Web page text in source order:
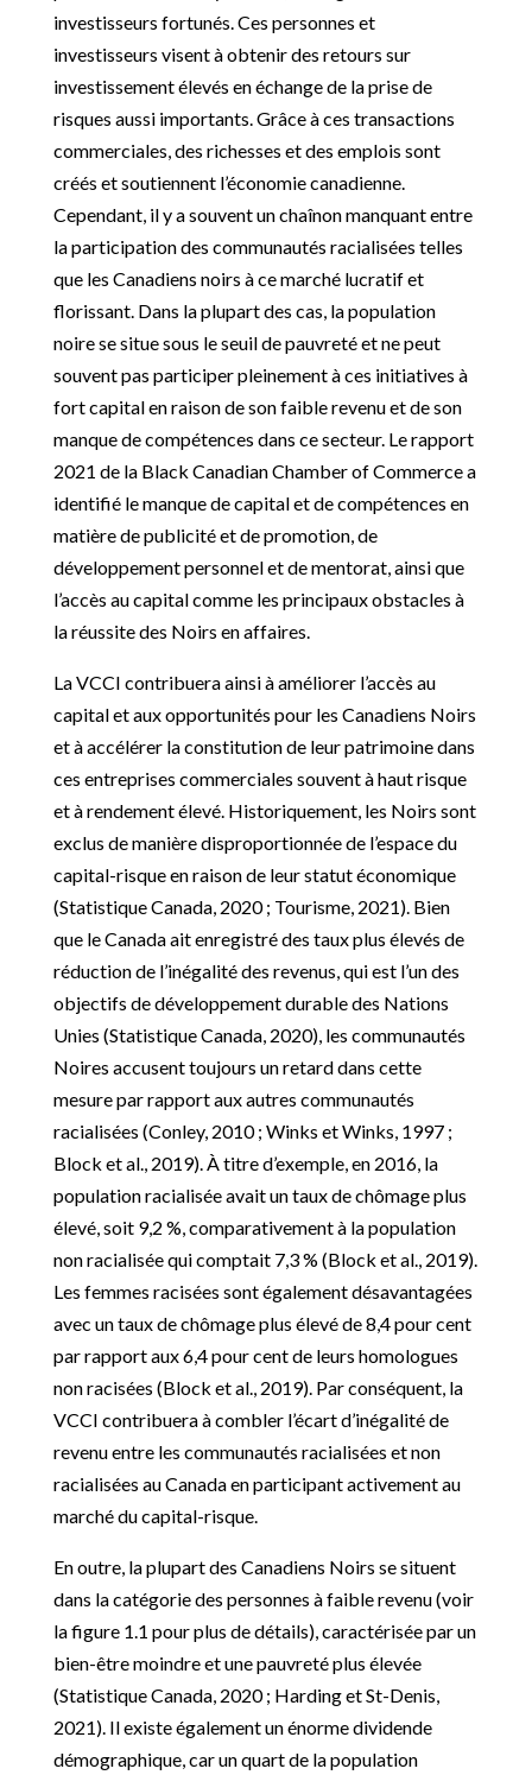
investisseurs fortunés. Ces personnes et
investisseurs visent à obtenir des retours sur
investissement élevés en échange de la prise de
risques aussi importants. Grâce à ces transactions
commerciales, des richesses et des emplois sont
créés et soutiennent l’économie canadienne.
Cependant, il y a souvent un chaînon manquant entre
la participation des communautés racialisées telles
que les Canadiens noirs à ce marché lucratif et
florissant. Dans la plupart des cas, la population
noire se situe sous le seuil de pauvreté et ne peut
souvent pas participer pleinement à ces initiatives à
fort capital en raison de son faible revenu et de son
manque de compétences dans ce secteur. Le rapport
2021 de la Black Canadian Chamber of Commerce a
identifié le manque de capital et de compétences en
matière de publicité et de promotion, de
développement personnel et de mentorat, ainsi que
l’accès au capital comme les principaux obstacles à
la réussite des Noirs en affaires.
La VCCI contribuera ainsi à améliorer l’accès au
capital et aux opportunités pour les Canadiens Noirs
et à accélérer la constitution de leur patrimoine dans
ces entreprises commerciales souvent à haut risque
et à rendement élevé. Historiquement, les Noirs sont
exclus de manière disproportionnée de l’espace du
capital-risque en raison de leur statut économique
(Statistique Canada, 2020 ; Tourisme, 2021). Bien
que le Canada ait enregistré des taux plus élevés de
réduction de l’inégalité des revenus, qui est l’un des
objectifs de développement durable des Nations
Unies (Statistique Canada, 2020), les communautés
Noires accusent toujours un retard dans cette
mesure par rapport aux autres communautés
racialisées (Conley, 2010 ; Winks et Winks, 1997 ;
Block et al., 2019). À titre d’exemple, en 2016, la
population racialisée avait un taux de chômage plus
élevé, soit 9,2 %, comparativement à la population
non racialisée qui comptait 7,3 % (Block et al., 2019).
Les femmes racisées sont également désavantagées
avec un taux de chômage plus élevé de 8,4 pour cent
par rapport aux 6,4 pour cent de leurs homologues
non racisées (Block et al., 2019). Par conséquent, la
VCCI contribuera à combler l’écart d’inégalité de
revenu entre les communautés racialisées et non
racialisées au Canada en participant activement au
marché du capital-risque.
En outre, la plupart des Canadiens Noirs se situent
dans la catégorie des personnes à faible revenu (voir
la figure 1.1 pour plus de détails), caractérisée par un
bien-être moindre et une pauvreté plus élevée
(Statistique Canada, 2020 ; Harding et St-Denis,
2021). Il existe également un énorme dividende
démographique, car un quart de la population